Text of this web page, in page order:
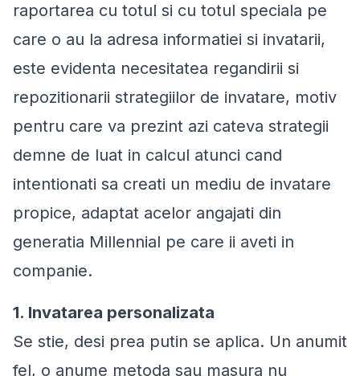
raportarea cu totul si cu totul speciala pe
care o au la adresa informatiei si invatarii,
este evidenta necesitatea regandirii si
repozitionarii strategiilor de invatare, motiv
pentru care va prezint azi cateva strategii
demne de luat in calcul atunci cand
intentionati sa creati un mediu de invatare
propice, adaptat acelor angajati din
generatia Millennial pe care ii aveti in
companie.
1. Invatarea personalizata
Se stie, desi prea putin se aplica. Un anumit
fel, o anume metoda sau masura nu